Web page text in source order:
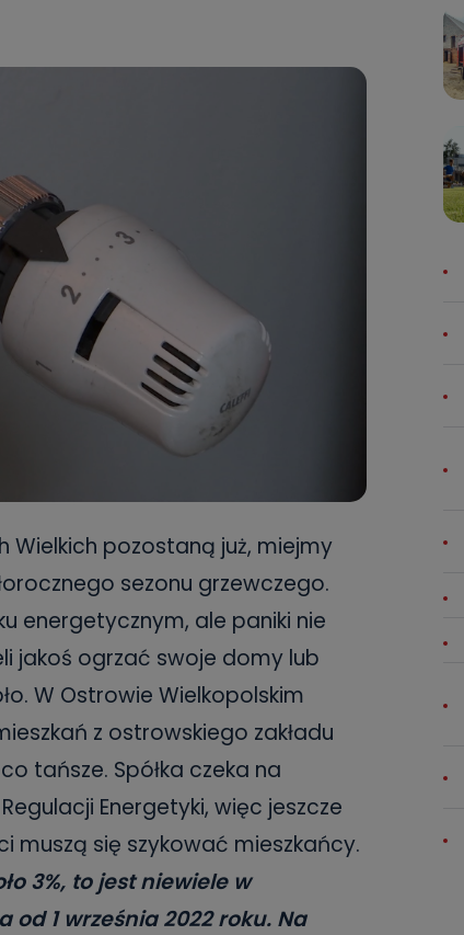
Wielkich pozostaną już, miejmy
sezonu grzewczego.
energetycznym, ale paniki nie
jakoś ogrzać swoje domy lub
W Ostrowie Wielkopolskim
z ostrowskiego zakładu
tańsze. Spółka czeka na
Energetyki, więc jeszcze
muszą się szykować mieszkańcy.
3%, to jest niewiele w
1 września 2022 roku. Na